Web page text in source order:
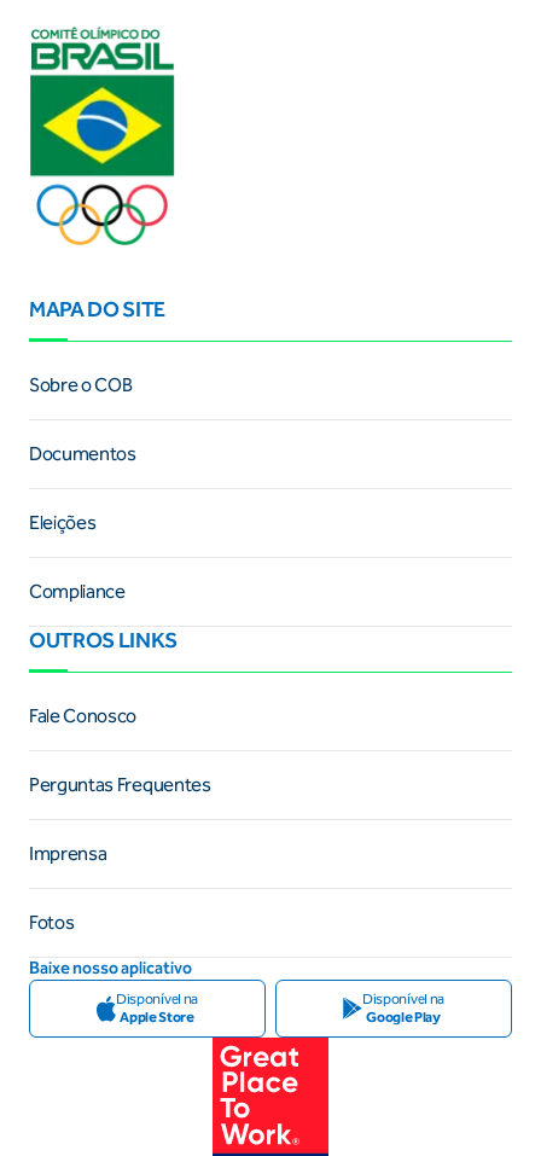
MAPA DO SITE
Sobre o COB
Documentos
Eleições
Compliance
OUTROS LINKS
Fale Conosco
Perguntas Frequentes
Imprensa
Fotos
Baixe nosso aplicativo
Disponível na
Apple Store
Disponível na
Google Play